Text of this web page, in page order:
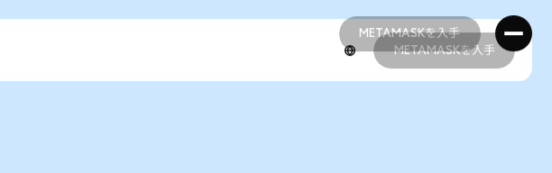
METAMASKを入手
METAMASKを入手
METAMASKを入手